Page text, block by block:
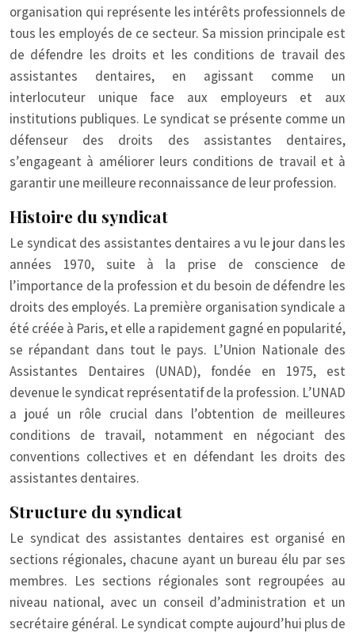
organisation qui représente les intérêts professionnels de
tous les employés de ce secteur. Sa mission principale est
de défendre les droits et les conditions de travail des
assistantes dentaires, en agissant comme un
interlocuteur unique face aux employeurs et aux
institutions publiques. Le syndicat se présente comme un
défenseur des droits des assistantes dentaires,
s’engageant à améliorer leurs conditions de travail et à
garantir une meilleure reconnaissance de leur profession.
Histoire du syndicat
Le syndicat des assistantes dentaires a vu le jour dans les
années 1970, suite à la prise de conscience de
l’importance de la profession et du besoin de défendre les
droits des employés. La première organisation syndicale a
été créée à Paris, et elle a rapidement gagné en popularité,
se répandant dans tout le pays. L’Union Nationale des
Assistantes Dentaires (UNAD), fondée en 1975, est
devenue le syndicat représentatif de la profession. L’UNAD
a joué un rôle crucial dans l’obtention de meilleures
conditions de travail, notamment en négociant des
conventions collectives et en défendant les droits des
assistantes dentaires.
Structure du syndicat
Le syndicat des assistantes dentaires est organisé en
sections régionales, chacune ayant un bureau élu par ses
membres. Les sections régionales sont regroupées au
niveau national, avec un conseil d’administration et un
secrétaire général. Le syndicat compte aujourd’hui plus de